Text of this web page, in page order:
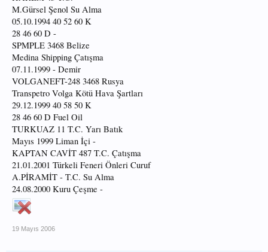
M.Gürsel Şenol Su Alma
05.10.1994 40 52 60 K
28 46 60 D -
SPMPLE 3468 Belize
Medina Shipping Çatışma
07.11.1999 - Demir
VOLGANEFT-248 3468 Rusya
Transpetro Volga Kötü Hava Şartları
29.12.1999 40 58 50 K
28 46 60 D Fuel Oil
TURKUAZ 11 T.C. Yarı Batık
Mayıs 1999 Liman İçi -
KAPTAN CAVİT 487 T.C. Çatışma
21.01.2001 Türkeli Feneri Önleri Curuf
A.PİRAMİT - T.C. Su Alma
24.08.2000 Kuru Çeşme -
19 Mayıs 2006